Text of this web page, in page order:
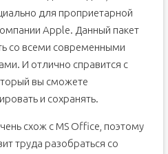
для проприетарной
Apple. Данный пакет
со всеми современными
И отлично справится с
вы сможете
и сохранять.
схож с MS Office, поэтому
труда разобраться со